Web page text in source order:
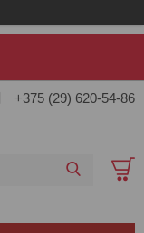
+375 (29) 620-54-86